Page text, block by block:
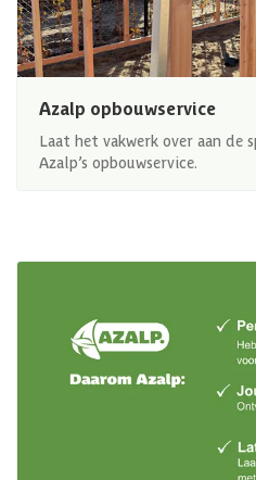
Azalp opbouwservice
Laat het vakwerk over aan de
Azalp’s opbouwservice.